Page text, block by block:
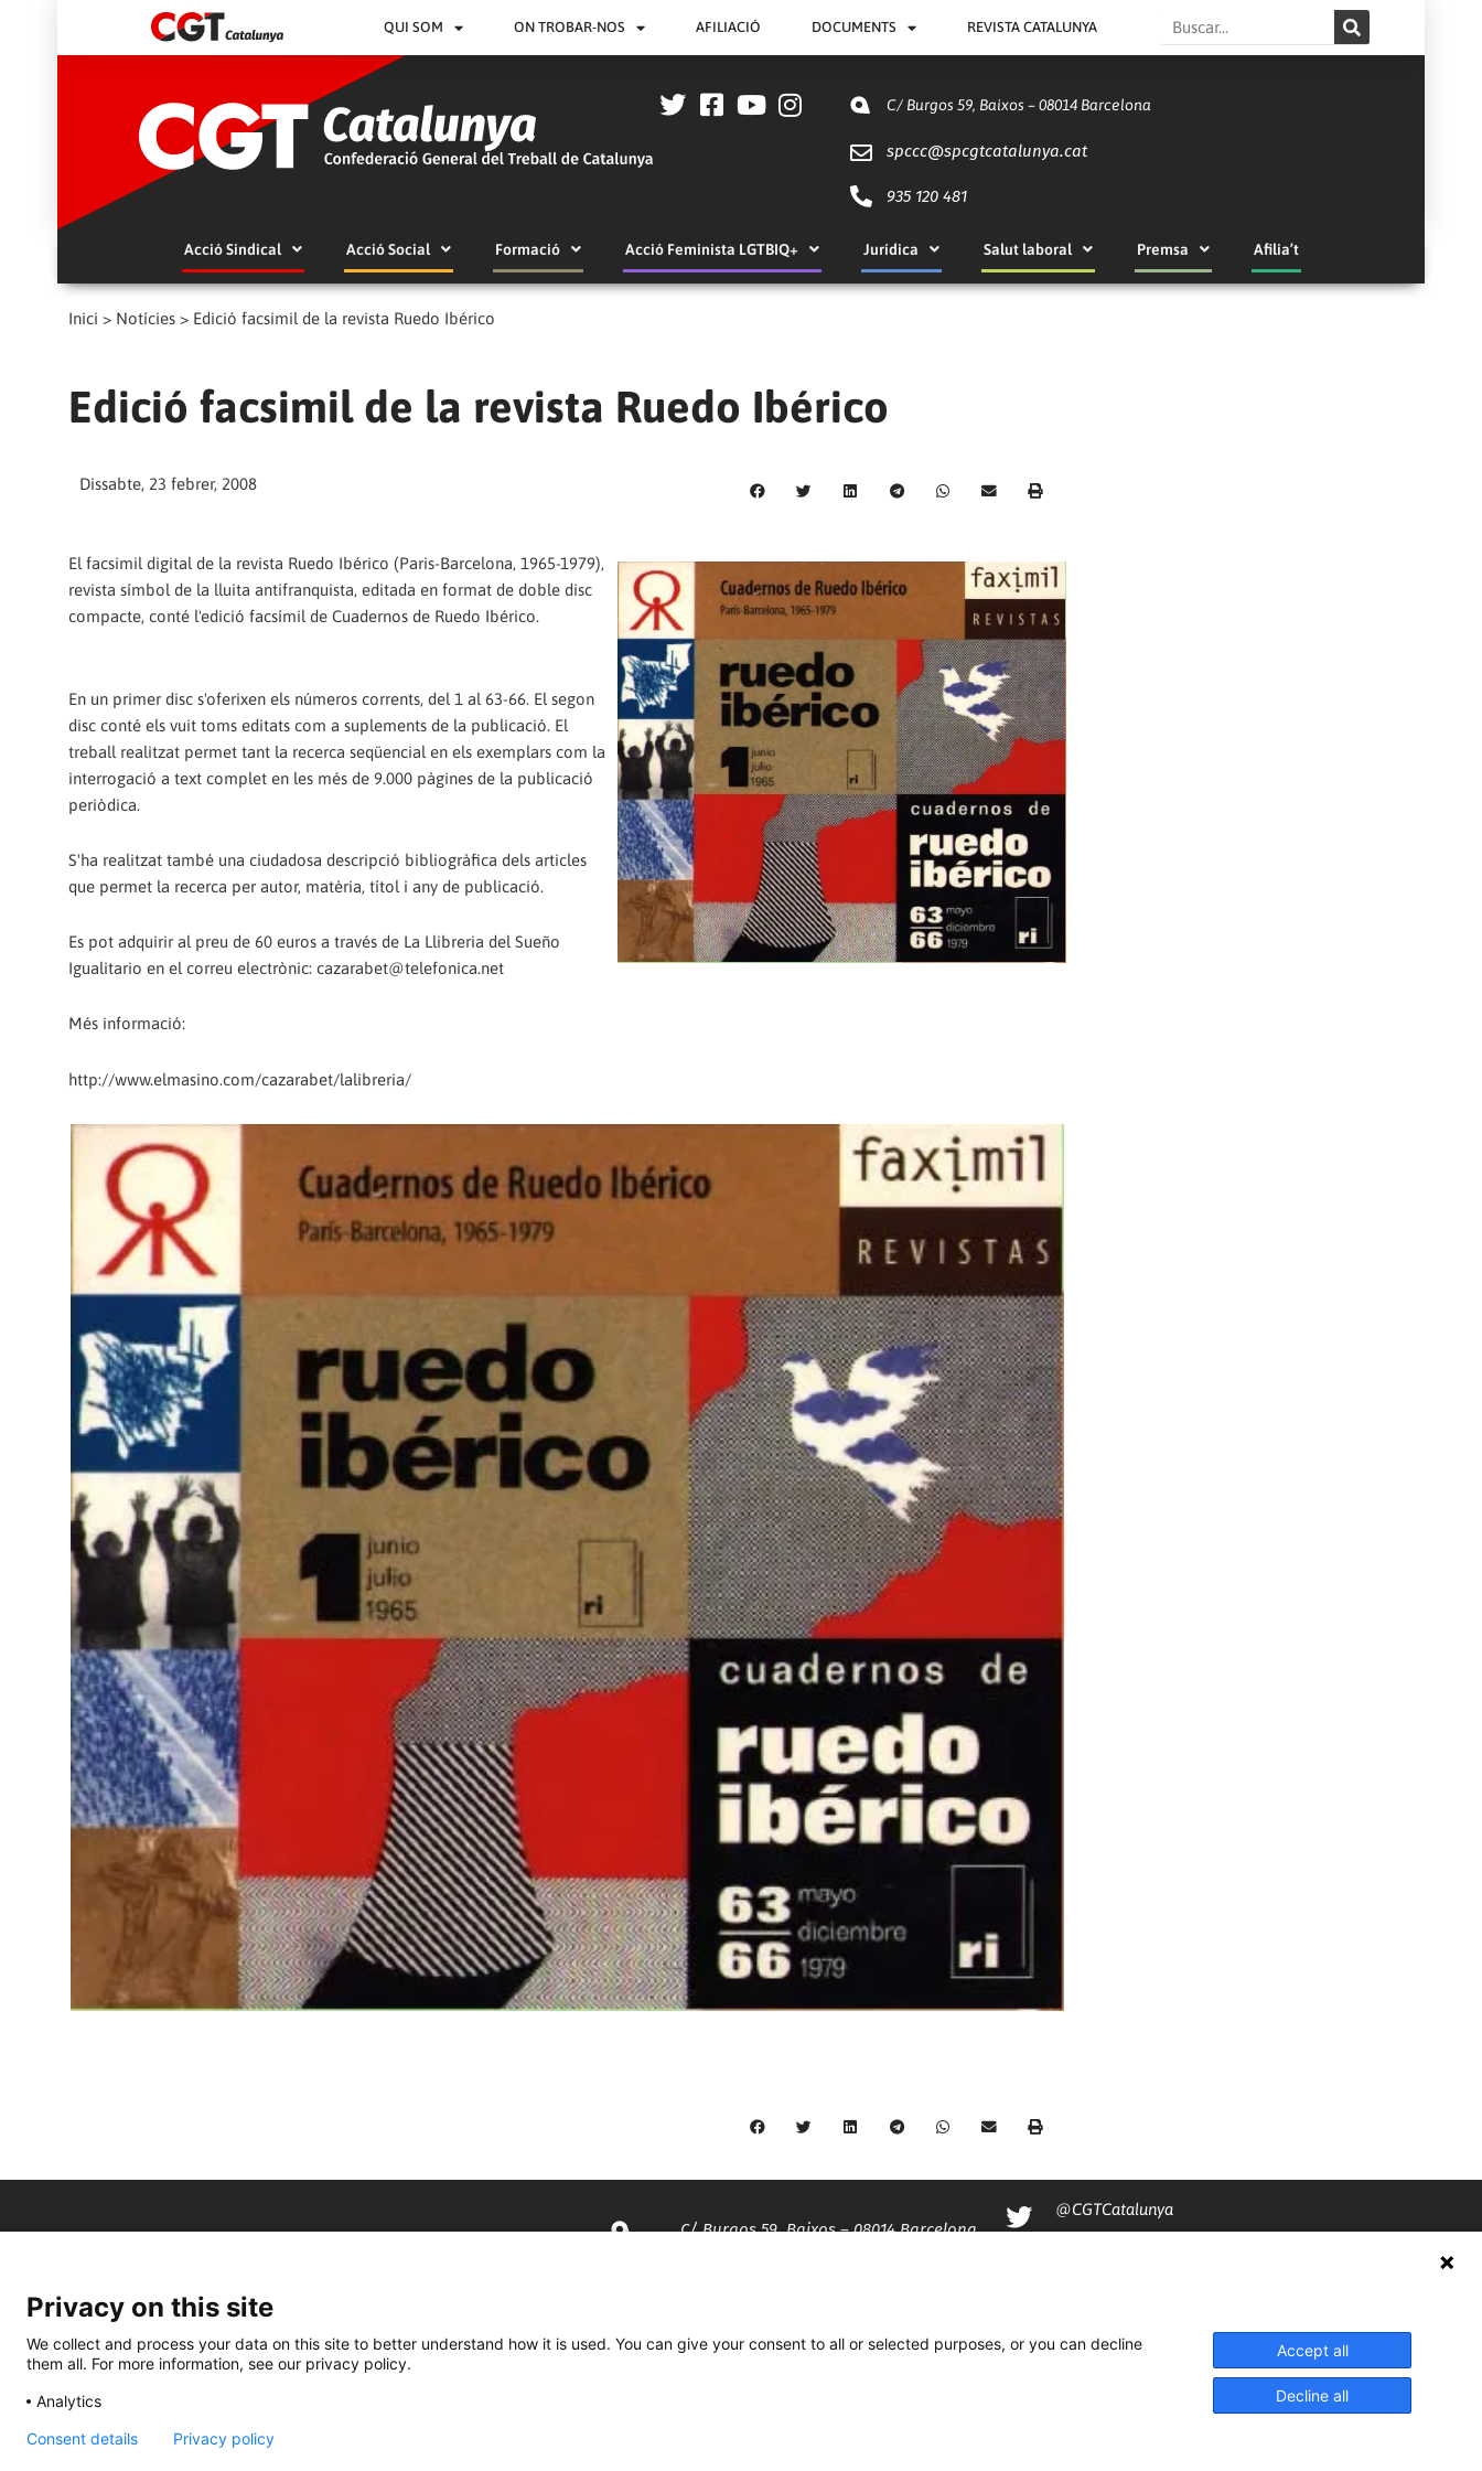
QUI SOM ON TROBAR-NOS AFILIACIÓ DOCUMENTS REVISTA CATALUNYA Search
C/ Burgos 59, Baixos – 08014 Barcelona
spccc@spcgtcatalunya.cat
935 120 481
Acció Sindical Acció Social Formació Acció Feminista LGTBIQ+ Jurídica Salut laboral Premsa Afilia’t
Inici > Notícies > Edició facsimil de la revista Ruedo Ibérico
Edició facsimil de la revista Ruedo Ibérico
Dissabte, 23 febrer, 2008
El facsimil digital de la revista Ruedo Ibérico (Paris-Barcelona, 1965-1979),
revista símbol de la lluita antifranquista, editada en format de doble disc
compacte, conté l'edició facsímil de Cuadernos de Ruedo Ibérico.
En un primer disc s'oferixen els números corrents, del 1 al 63-66. El segon
disc conté els vuit toms editats com a suplements de la publicació. El
treball realitzat permet tant la recerca seqüencial en els exemplars com la
interrogació a text complet en les més de 9.000 pàgines de la publicació
periòdica.
S'ha realitzat també una ciudadosa descripció bibliogràfica dels articles
que permet la recerca per autor, matèria, títol i any de publicació.
Es pot adquirir al preu de 60 euros a través de La Llibreria del Sueño
Igualitario en el correu electrònic: cazarabet@telefonica.net
Més informació:
http://www.elmasino.com/cazarabet/lalibreria/
C/ Burgos 59, Baixos – 08014 Barcelona
@CGTCatalunya
Privacy on this site
We collect and process your data on this site to better understand how it is used. You can give your consent to all or selected purposes, or you can decline
them all. For more information, see our privacy policy.
Analytics
Accept all
Decline all
Consent details Privacy policy